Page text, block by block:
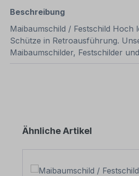
Beschreibung
Maibaumschild / Festschild Hoch
Schütze in Retroausführung.
Maibaumschilder, Festschilder
Produktgalerie überspringen
Ähnliche Artikel